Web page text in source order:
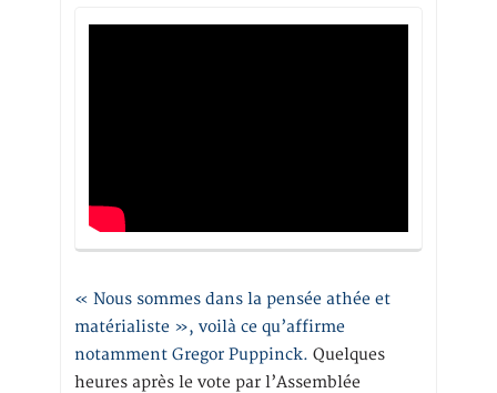
« Nous sommes dans la pensée athée et
matérialiste », voilà ce qu’affirme
notamment Gregor Puppinck. Quelques
heures après le vote par l’Assemblée